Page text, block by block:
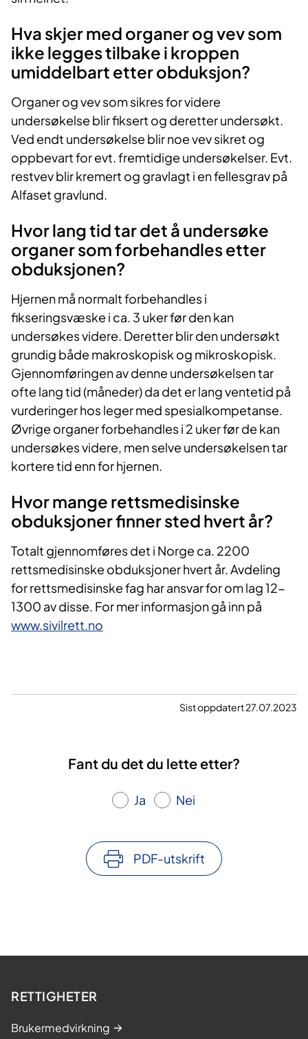
Hva skjer med organer og vev som
ikke legges tilbake i kroppen
umiddelbart etter obduksjon?
Organer og vev som sikres for videre
undersøkelse blir fiksert og deretter undersøkt.
Ved endt undersøkelse blir noe vev sikret og
oppbevart for evt. fremtidige undersøkelser. Evt.
restvev blir kremert og gravlagt i en fellesgrav på
Alfaset gravlund.
Hvor lang tid tar det å undersøke
organer som forbehandles etter
obduksjonen?
Hjernen må normalt forbehandles i
fikseringsvæske i ca. 3 uker før den kan
undersøkes videre. Deretter blir den undersøkt
grundig både makroskopisk og mikroskopisk.
Gjennomføringen av denne undersøkelsen tar
ofte lang tid (måneder) da det er lang ventetid på
vurderinger hos leger med spesialkompetanse.
Øvrige organer forbehandles i 2 uker før de kan
undersøkes videre, men selve undersøkelsen tar
kortere tid enn for hjernen.
Hvor mange rettsmedisinske
obduksjoner finner sted hvert år?
Totalt gjennomføres det i Norge ca. 2200
rettsmedisinske obduksjoner hvert år. Avdeling
for rettsmedisinske fag har ansvar for om lag 12-
1300 av disse. For mer informasjon gå inn på
www.sivilrett.no
Sist oppdatert 27.07.2023
Fant du det du lette etter?
Ja Nei
PDF-utskrift
RETTIGHETER
Brukermedvirkning